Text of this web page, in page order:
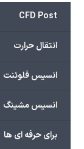
CFD Post
انتقال حرارت
انسیس فلوئنت
انسیس مشینگ
برای حرفه ای ها